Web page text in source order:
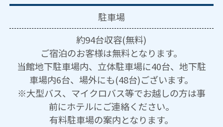
駐車場
約94台収容(無料)
ご宿泊のお客様は無料となります。
当館地下駐車場内、立体駐車場に40台、地下駐
車場内6台、場外にも(48台)ございます。
※大型バス、マイクロバス等でお越しの方は事
前にホテルにご連絡ください。
有料駐車場の案内となります。